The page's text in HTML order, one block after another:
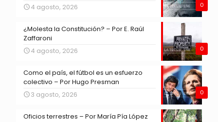
0
4 agosto, 2026
0
¿Molesta la Constitución? – Por E. Raúl
Zaffaroni
4 agosto, 2026
0
Como el país, el fútbol es un esfuerzo
colectivo – Por Hugo Presman
3 agosto, 2026
Oficios terrestres – Por María Pía López